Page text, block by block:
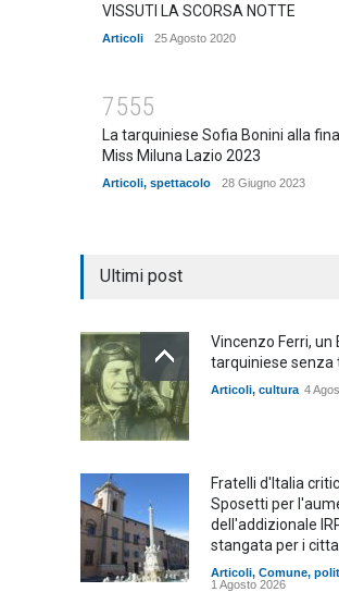
VISSUTI LA SCORSA NOTTE
Articoli 25 Agosto 2020
7555
La tarquiniese Sofia Bonini alla
Miss Miluna Lazio 2023
Articoli, spettacolo 28 Giugno 2023
Ultimi post
Vincenzo Ferri, un
tarquiniese senza
Articoli, cultura 4
Fratelli d'Italia
Sposetti per
dell'addizionale
stangata per i
Articoli, Comune,
1 Agosto 2026